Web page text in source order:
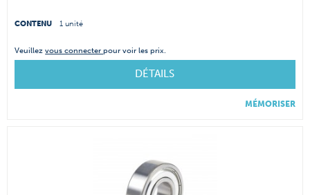
CONTENU 1 unité
Veuillezvous connecterpour voir les prix.
DÉTAILS
MÉMORISER